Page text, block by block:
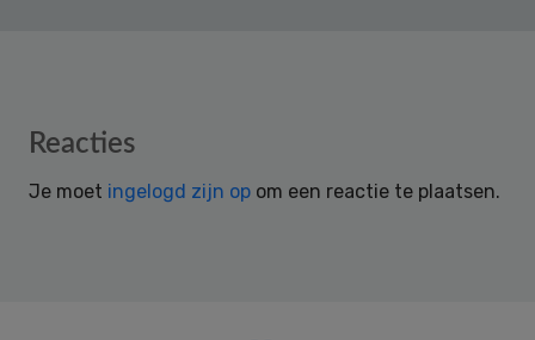
Reader
Reacties
Je moet ingelogd zijn op om een reactie te plaatsen.